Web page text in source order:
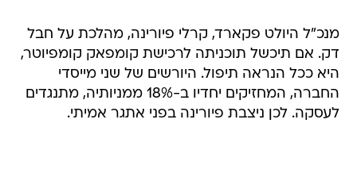
מנכ"ל היולט פקארד, קרלי פיורינה, מהלכת על חבל
דק. אם תיכשל תוכניתה לרכישת קומפאק קומפיוטר,
היא ככל הנראה תיפול. היורשים של שני מייסדי
החברה, המחזיקים יחדיו ב-18% ממניותיה, מתנגדים
לעסקה. לכן ניצבת פיורינה בפני אתגר אמיתי.